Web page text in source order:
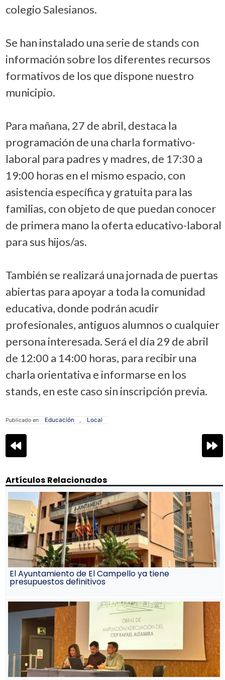
colegio Salesianos.
Se han instalado una serie de stands con
información sobre los diferentes recursos
formativos de los que dispone nuestro
municipio.
Para mañana, 27 de abril, destaca la
programación de una charla formativo-
laboral para padres y madres, de 17:30 a
19:00 horas en el mismo espacio, con
asistencia específica y gratuita para las
familias, con objeto de que puedan conocer
de primera mano la oferta educativo-laboral
para sus hijos/as.
También se realizará una jornada de puertas
abiertas para apoyar a toda la comunidad
educativa, donde podrán acudir
profesionales, antiguos alumnos o cualquier
persona interesada. Será el día 29 de abril
de 12:00 a 14:00 horas, para recibir una
charla orientativa e informarse en los
stands, en este caso sin inscripción previa.
Publicado en Educación , Local
Navegación
de
Artículos Relacionados
El Ayuntamiento de El Campello ya tiene
presupuestos definitivos